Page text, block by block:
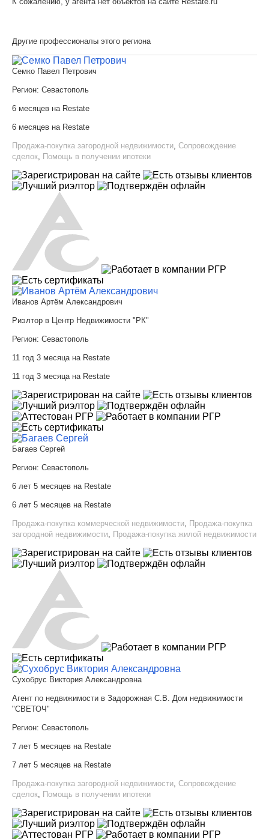
Другие профессионалы этого региона
Семко Павел Петрович
Регион: Севастополь
6 месяцев на Restate
6 месяцев на Restate
Продажа-покупка загородной недвижимости, Сопровождение
сделок, Помощь в получении ипотеки
Иванов Артём Александрович
Риэлтор в Центр Недвижимости "РК"
Регион: Севастополь
11 год 3 месяца на Restate
11 год 3 месяца на Restate
Багаев Сергей
Регион: Севастополь
6 лет 5 месяцев на Restate
6 лет 5 месяцев на Restate
Продажа-покупка коммерческой недвижимости, Продажа-покупка
загородной недвижимости, Продажа-покупка жилой недвижимости
Сухобрус Виктория Александровна
Агент по недвижимости в Задорожная С.В. Дом недвижимости
"СВЕТОЧ"
Регион: Севастополь
7 лет 5 месяцев на Restate
7 лет 5 месяцев на Restate
Продажа-покупка загородной недвижимости, Сопровождение
сделок, Помощь в получении ипотеки